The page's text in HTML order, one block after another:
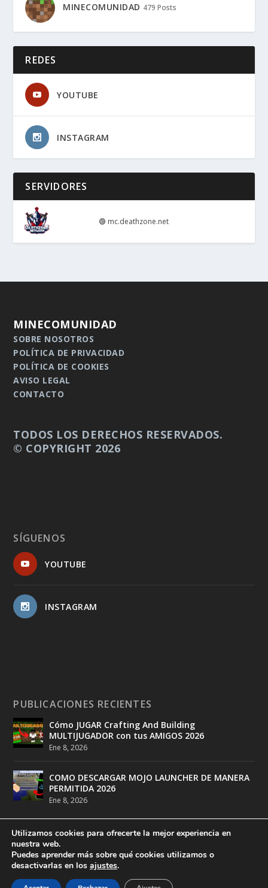
MINECOMUNIDAD 479 Posts
REDES
YOUTUBE
INSTAGRAM
SERVIDORES
🟢 mc.deathzone.net
MINECOMUNIDAD
SOBRE NOSOTROS
POLÍTICA DE PRIVACIDAD
POLÍTICA DE COOKIES
AVISO LEGAL
CONTACTO
TODOS LOS DERECHOS RESERVADOS.
© COPYRIGHT 2026
SÍGUENOS
YOUTUBE
INSTAGRAM
PUBLICACIONES RECIENTES
Cómo JUGAR Crafting And Building
MULTIJUGADOR con tus AMIGOS 2026
Ene 8, 2026
COMO DESCARGAR MOJO LAUNCHER DE MANERA
PERMITIDA 2026
Ene 8, 2026
Diseñado porDeathMatch Studios
DeathMatch Studios
Utilizamos cookies para ofrecerte la mejor experiencia en
nuestra web.
Puedes aprender más sobre qué cookies utilizamos o
desactivarlas en los ajustes.